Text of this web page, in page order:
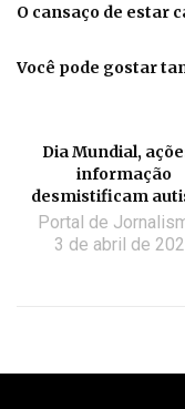
O cansaço de estar
Você pode gostar
Dia Mundial,
informação
desmistificam
Portal de
3 de abril de